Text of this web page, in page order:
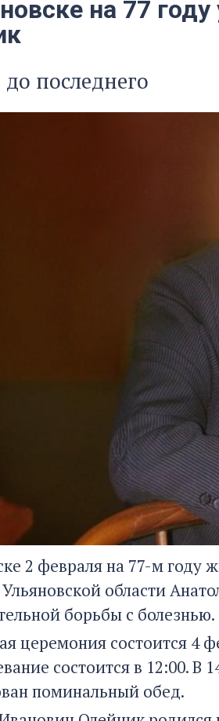
на 77
последнего
2 февраля на 77-м году
Ульяновской области
борьбы с болезнью.
церемония состоится 4
состоится в 12:00. В
поминальный обед.